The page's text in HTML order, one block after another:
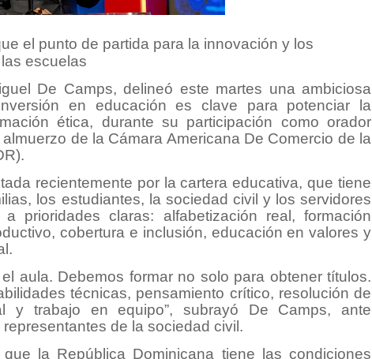
el punto de partida para la innovación y los
escuelas
De Camps, delineó este martes una ambiciosa
en educación es clave para potenciar la
ética, durante su participación como orador
de la Cámara Americana De Comercio de la
recientemente por la cartera educativa, que tiene
los estudiantes, la sociedad civil y los servidores
prioridades claras: alfabetización real, formación
cobertura e inclusión, educación en valores y
aula. Debemos formar no solo para obtener títulos.
técnicas, pensamiento crítico, resolución de
y trabajo en equipo”, subrayó De Camps, ante
de la sociedad civil.
la República Dominicana tiene las condiciones